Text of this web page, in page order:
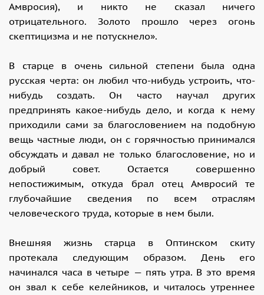
Амвросия), и никто не сказал ничего
отрицательного. Золото прошло через огонь
скептицизма и не потускнело».
В старце в очень сильной степени была одна
русская черта: он любил что-нибудь устроить, что-
нибудь создать. Он часто научал других
предпринять какое-нибудь дело, и когда к нему
приходили сами за благословением на подобную
вещь частные люди, он с горячностью принимался
обсуждать и давал не только благословение, но и
добрый совет. Остается совершенно
непостижимым, откуда брал отец Амвросий те
глубочайшие сведения по всем отраслям
человеческого труда, которые в нем были.
Внешняя жизнь старца в Оптинском скиту
протекала следующим образом. День его
начинался часа в четыре — пять утра. В это время
он звал к себе келейников, и читалось утреннее